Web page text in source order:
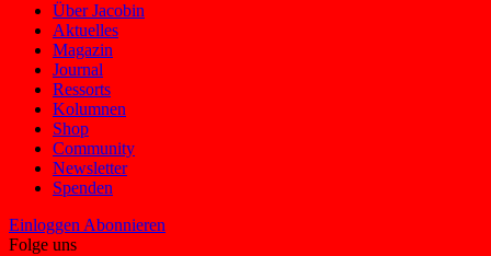
Über Jacobin
Aktuelles
Magazin
Journal
Ressorts
Kolumnen
Shop
Community
Newsletter
Spenden
Einloggen Abonnieren
Folge uns